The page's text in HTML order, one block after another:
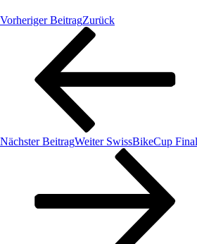
Vorheriger BeitragZurück
Nächster BeitragWeiter SwissBikeCup